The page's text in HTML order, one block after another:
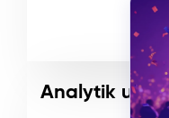
Analytik und